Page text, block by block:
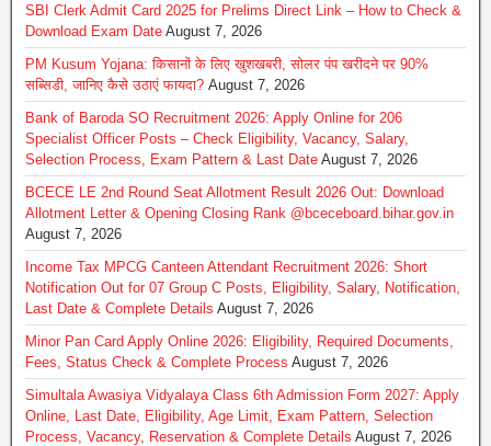
SBI Clerk Admit Card 2025 for Prelims Direct Link – How to Check &
Download Exam Date August 7, 2026
PM Kusum Yojana: किसानों के लिए खुशखबरी, सोलर पंप खरीदने पर 90%
सब्सिडी, जानिए कैसे उठाएं फायदा? August 7, 2026
Bank of Baroda SO Recruitment 2026: Apply Online for 206
Specialist Officer Posts – Check Eligibility, Vacancy, Salary,
Selection Process, Exam Pattern & Last Date August 7, 2026
BCECE LE 2nd Round Seat Allotment Result 2026 Out: Download
Allotment Letter & Opening Closing Rank @bceceboard.bihar.gov.in
August 7, 2026
Income Tax MPCG Canteen Attendant Recruitment 2026: Short
Notification Out for 07 Group C Posts, Eligibility, Salary, Notification,
Last Date & Complete Details August 7, 2026
Minor Pan Card Apply Online 2026: Eligibility, Required Documents,
Fees, Status Check & Complete Process August 7, 2026
Simultala Awasiya Vidyalaya Class 6th Admission Form 2027: Apply
Online, Last Date, Eligibility, Age Limit, Exam Pattern, Selection
Process, Vacancy, Reservation & Complete Details August 7, 2026